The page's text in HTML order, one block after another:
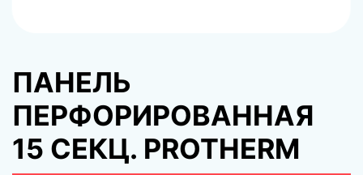
ПАНЕЛЬ
ПЕРФОРИРОВАННАЯ
15 СЕКЦ. PROTHERM